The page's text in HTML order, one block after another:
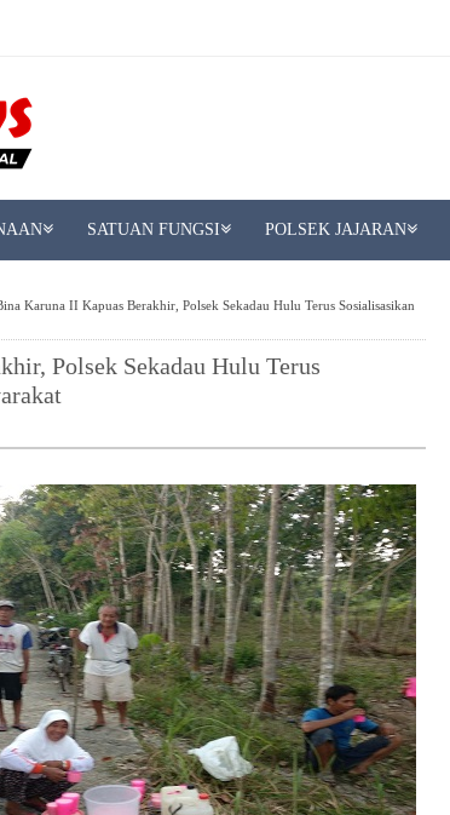
SATUAN FUNGSI POLSEK JAJARAN
Karuna II Kapuas Berakhir, Polsek Sekadau Hulu Terus Sosialisasikan
Polsek Sekadau Hulu Terus